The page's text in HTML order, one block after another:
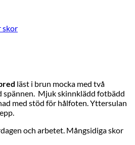
skor
läst i brun mocka med två
spännen. Mjuk skinnklädd fotbädd
med stöd för hålfoten. Yttersulan
och arbetet. Mångsidigaskor